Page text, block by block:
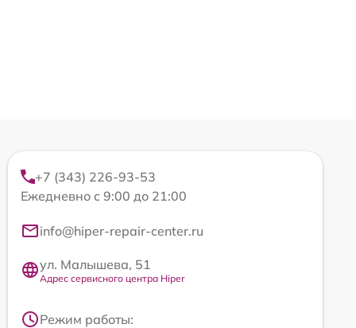
+7 (343) 226-93-53
Ежедневно с 9:00 до 21:00
info@hiper-repair-center.ru
ул. Малышева, 51
Адрес сервисного центра Hiper
Режим работы: